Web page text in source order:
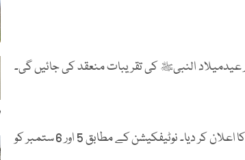
یوم دفاع اور عیدمیلاد النبیﷺ کی تقریبات منعقد کی جائیں گی۔
قبل ازیں عید میلاد النبیؐ کے موقع پر سندھ حکومت نے دو روزہ عام تعطیلات کا اعلان کر دیا۔ نوٹیفکیشن کے مطابق 5 اور 6 ستمبر کو